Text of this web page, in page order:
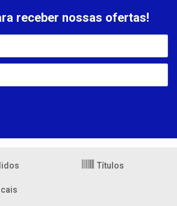
receber nossas ofertas!
Títulos